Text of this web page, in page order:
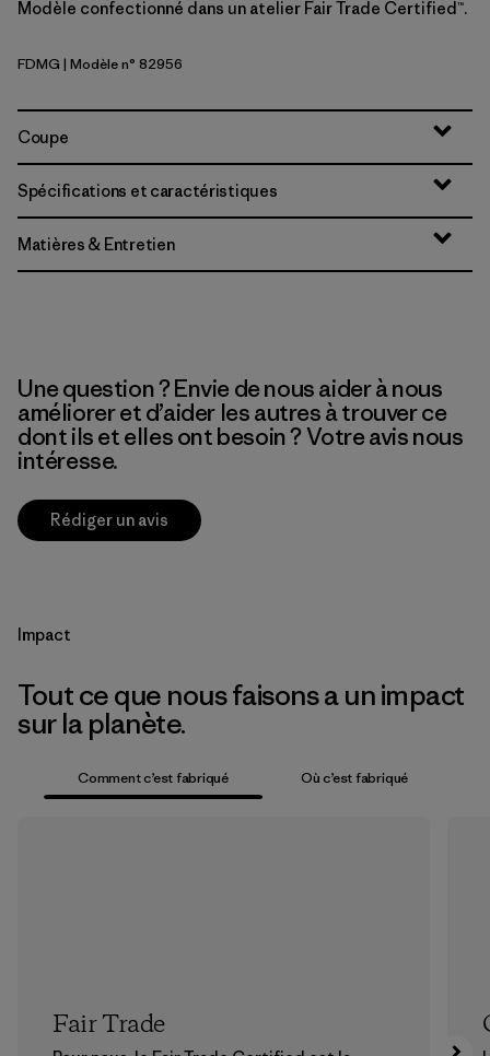
Modèle confectionné dans un atelier Fair Trade Certified™.
Faded Magenta
FDMG | Modèle n° 82956
Coupe
Spécifications et caractéristiques
Matières & Entretien
Une question ? Envie de nous aider à nous
améliorer et d’aider les autres à trouver ce
dont ils et elles ont besoin ? Votre avis nous
intéresse.
Rédiger un avis
Impact
Tout ce que nous faisons a un impact
sur la planète.
Comment c’est fabriqué Où c’est fabriqué
Fair Trade